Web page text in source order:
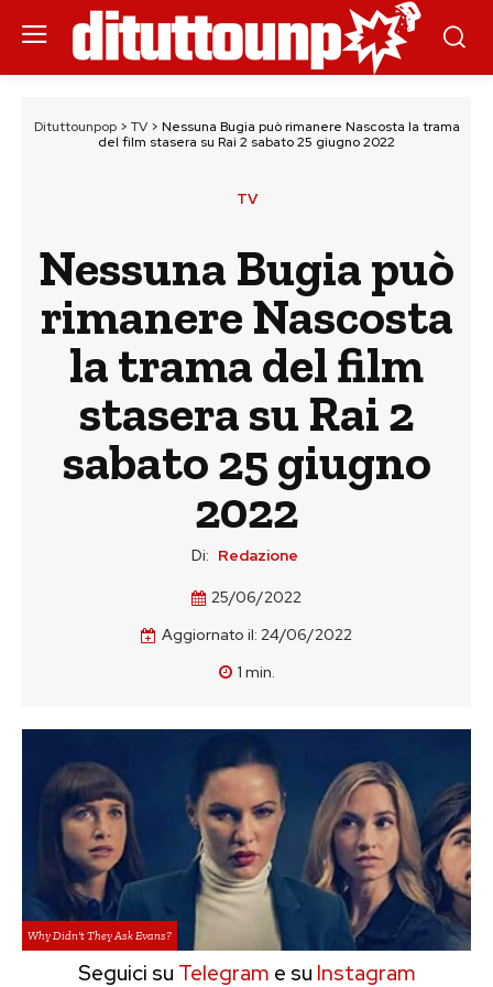
Dituttounpop> TV> Nessuna Bugia può rimanere Nascosta la trama
del film stasera su Rai 2 sabato 25 giugno 2022
TV
Nessuna Bugia può
rimanere Nascosta
la trama del film
stasera su Rai 2
sabato 25 giugno
2022
Di: Redazione
25/06/2022
Aggiornato il: 24/06/2022
1 min.
Why Didn't They Ask Evans?
Seguici su Telegram e su Instagram